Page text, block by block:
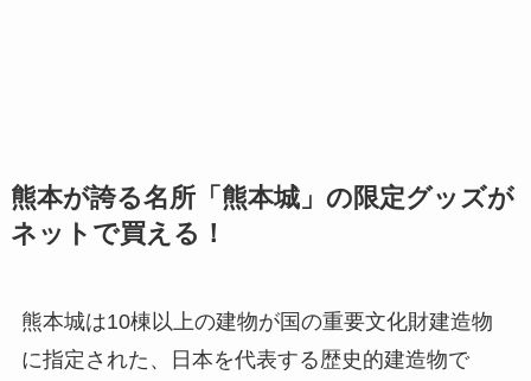
熊本が誇る名所「熊本城」の限定グッズが
ネットで買える！
熊本城は10棟以上の建物が国の重要文化財建造物
に指定された、日本を代表する歴史的建造物で